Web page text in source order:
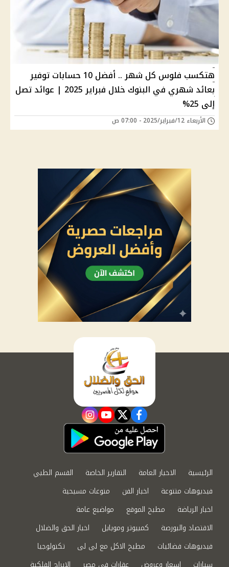
هتكسب فلوس كل شهر .. أفضل 10 حسابات توفير
بعائد شهري في البنوك خلال فبراير 2025 | عوائد تصل
إلى 25%
الأربعاء 12/فبراير/2025 - 07:00 ص
facebook
twitter
youtube
instagram
الرئيسية الاخبار العامة التقارير الخاصة
القسم الطبي
فيديوهات متنوعة
اخبار الفن
منوعات مسيحية
اخبار الرياضة
مطبخ الموقع
مواضيع عامة
الاقتصاد والبورصة
كمبيوتر وموبايل
اخبار الحق والضلال
فيديوهات فضائيات
مطبخ الاكل مع لى لى
تكنولوجيا